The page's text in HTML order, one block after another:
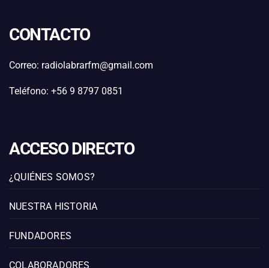
CONTACTO
Correo: radiolabrarfm@gmail.com
Teléfono: +56 9 8797 0851
ACCESO DIRECTO
¿QUIÉNES SOMOS?
NUESTRA HISTORIA
FUNDADORES
COLABORADORES